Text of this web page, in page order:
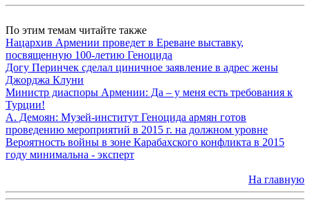
По этим темам читайте также
Нацархив Армении проведет в Ереване выставку,
посвященную 100-летию Геноцида
Догу Перинчек сделал циничное заявление в адрес жены
Джорджа Клуни
Министр диаспоры Армении: Да – у меня есть требования к
Турции!
А. Демоян: Музей-институт Геноцида армян готов
проведению мероприятий в 2015 г. на должном уровне
Вероятность войны в зоне Карабахского конфликта в 2015
году минимальна - эксперт
На главную